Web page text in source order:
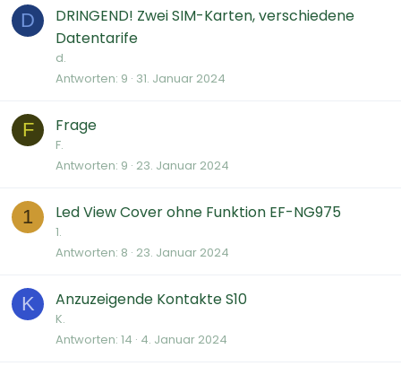
D
DRINGEND! Zwei SIM-Karten, verschiedene
Datentarife
d.
Antworten 9 31. Januar 2024
F Frage
F.
Antworten 9 23. Januar 2024
1 Led View Cover ohne Funktion EF-NG975
1.
Antworten 8 23. Januar 2024
K Anzuzeigende Kontakte S10
K.
Antworten 14 4. Januar 2024